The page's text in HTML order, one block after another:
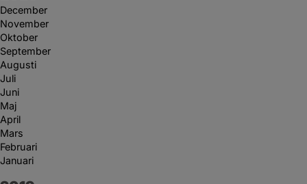
December
November
Oktober
September
Augusti
Juli
Juni
Maj
April
Mars
Februari
Januari